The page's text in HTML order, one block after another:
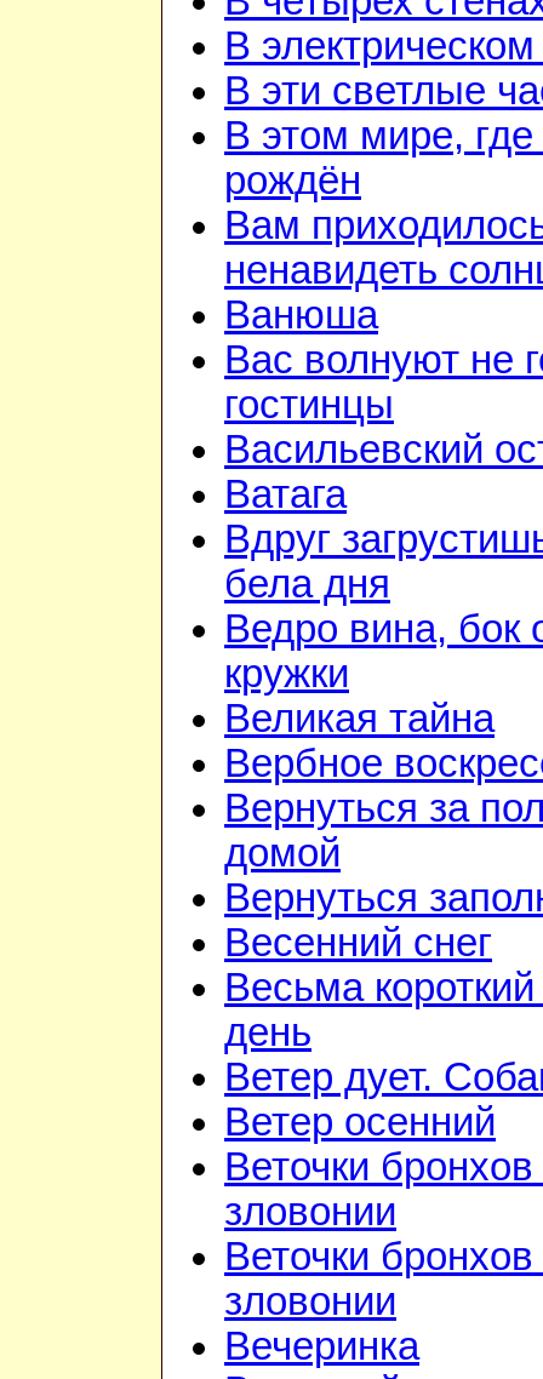
В
В эти светлые
В этом мире,
рождён
Вам
ненавидеть
Ванюша
Вас волнуют не
гостинцы
Васильевский
Ватага
Вдруг
бела дня
Ведро вина, бок
кружки
Великая тайна
Вербное
Вернуться за
домой
Вернуться
Весенний снег
Весьма
день
Ветер дует.
Ветер осенний
Веточки
зловонии
Веточки
зловонии
Вечеринка